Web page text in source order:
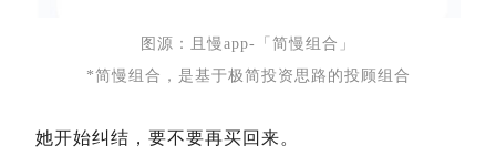
图源：且慢app-「简慢组合」
*简慢组合，是基于极简投资思路的投顾组合
她开始纠结，要不要再买回来。